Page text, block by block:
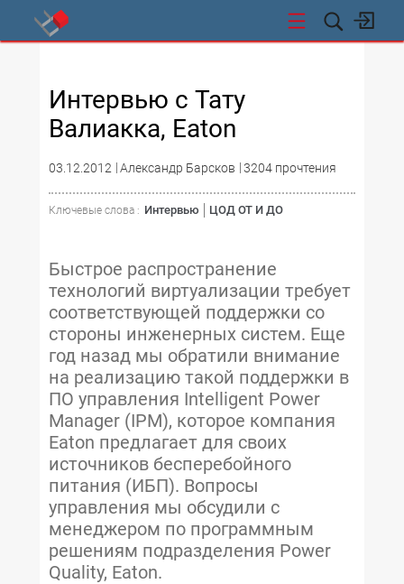
Интервью с Тату
Валиакка, Eaton
03.12.2012 Александр Барсков 3204 прочтения
Ключевые слова : Интервью ЦОД ОТ И ДО
Быстрое распространение
технологий виртуализации требует
соответствующей поддержки со
стороны инженерных систем. Еще
год назад мы обратили внимание
на реализацию такой поддержки в
ПО управления Intelligent Power
Manager (IPM), которое компания
Eaton предлагает для своих
источников бесперебойного
питания (ИБП). Вопросы
управления мы обсудили с
менеджером по программным
решениям подразделения Power
Quality, Eaton.